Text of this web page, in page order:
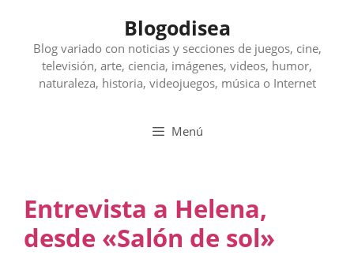
contenido
Blogodisea
Blog variado con noticias y secciones de juegos, cine,
televisión, arte, ciencia, imágenes, videos, humor,
naturaleza, historia, videojuegos, música o Internet
Menú
Entrevista a Helena,
desde «Salón de sol»